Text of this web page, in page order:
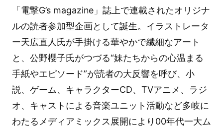
「電撃G’s magazine」誌上で連載されたオリジナ
ルの読者参加型企画として誕生。イラストレータ
ー天広直人氏が手掛ける華やかで繊細なアート
と、公野櫻子氏がつづる“妹たちからの心温まる
手紙やエピソード”が読者の大反響を呼び、小
説、ゲーム、キャラクターCD、TVアニメ、ラジ
オ、キャストによる音楽ユニット活動など多岐に
わたるメディアミックス展開により00年代一大ム